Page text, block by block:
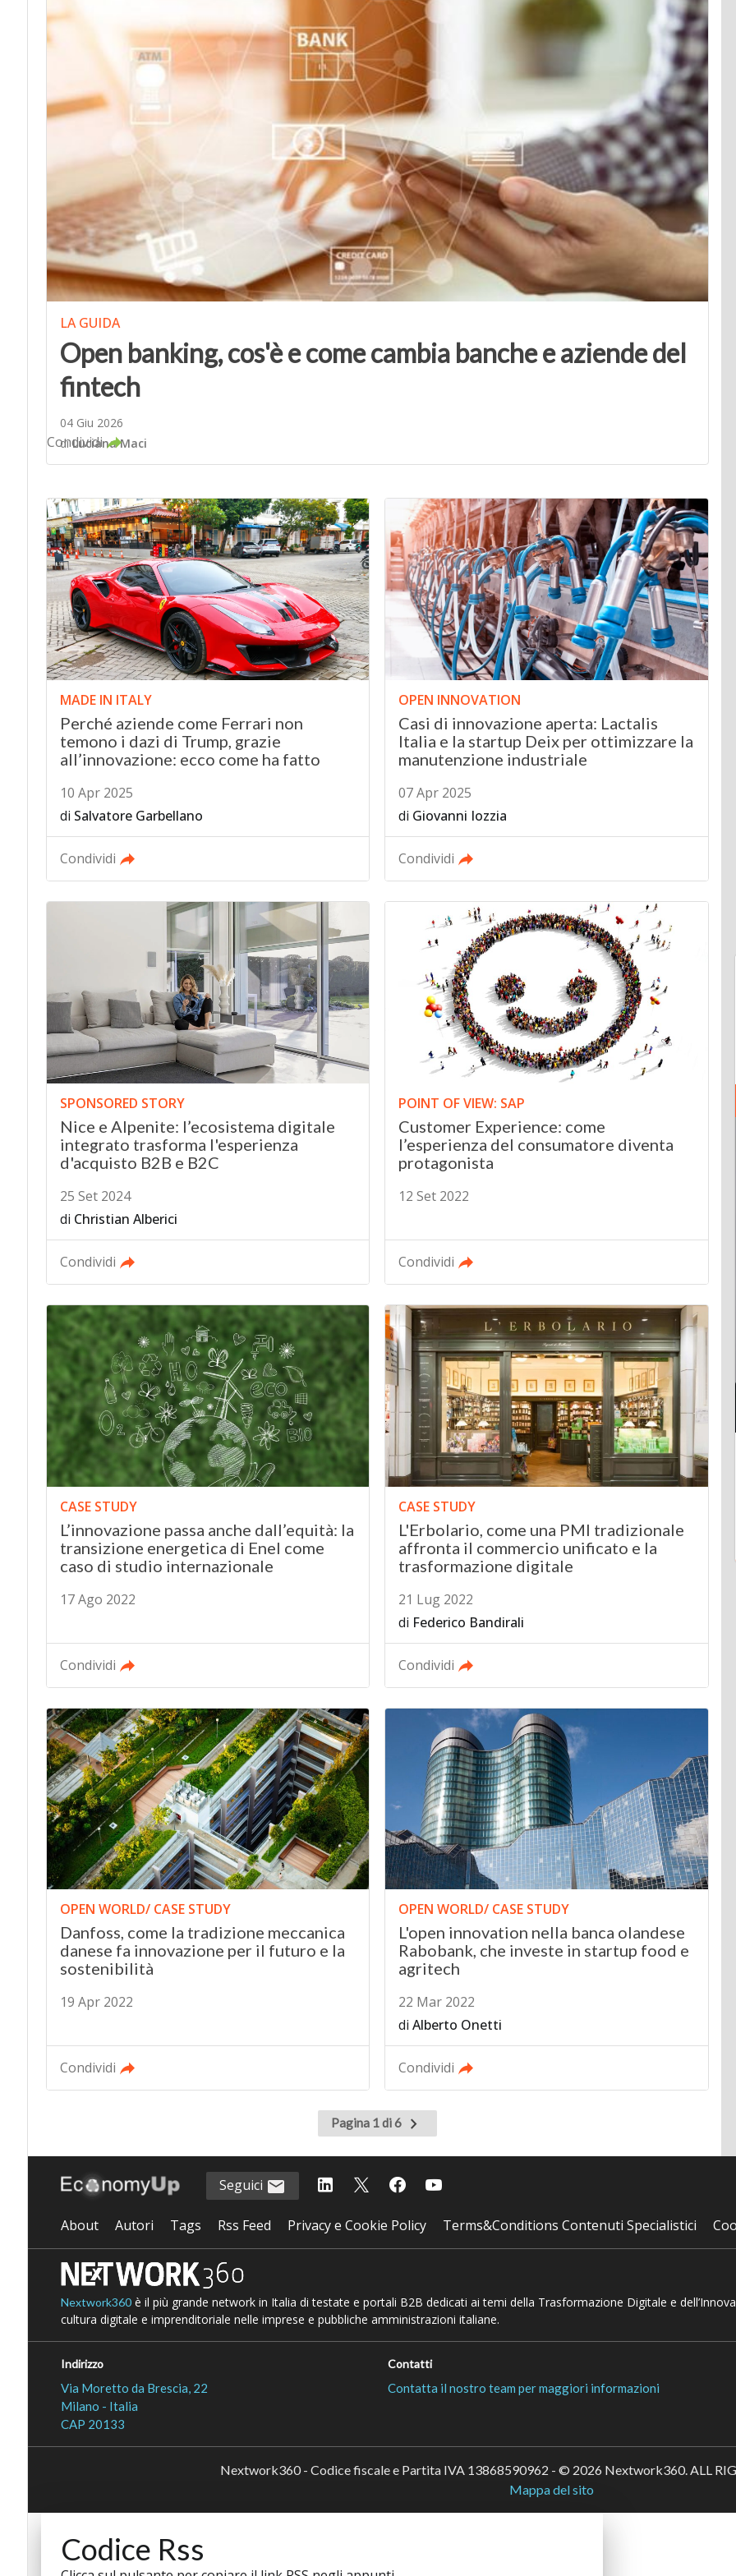
LA GUIDA
Open banking, cos'è e come cambia banche e aziende del
fintech
04 Giu 2026
diLuciana Maci
Condividi
MADE IN ITALY
Perché aziende come Ferrari non
temono i dazi di Trump, grazie
all’innovazione: ecco come ha fatto
10 Apr 2025
di Salvatore Garbellano
Condividi
OPEN INNOVATION
Casi di innovazione aperta: Lactalis
Italia e la startup Deix per ottimizzare la
manutenzione industriale
07 Apr 2025
di Giovanni Iozzia
Condividi
SPONSORED STORY
Nice e Alpenite: l’ecosistema digitale
integrato trasforma l'esperienza
d'acquisto B2B e B2C
25 Set 2024
di Christian Alberici
Condividi
POINT OF VIEW: SAP
Customer Experience: come
l’esperienza del consumatore diventa
protagonista
12 Set 2022
Condividi
CASE STUDY
L’innovazione passa anche dall’equità: la
transizione energetica di Enel come
caso di studio internazionale
17 Ago 2022
Condividi
CASE STUDY
L'Erbolario, come una PMI tradizionale
affronta il commercio unificato e la
trasformazione digitale
21 Lug 2022
di Federico Bandirali
Condividi
OPEN WORLD/ CASE STUDY
Danfoss, come la tradizione meccanica
danese fa innovazione per il futuro e la
sostenibilità
19 Apr 2022
Condividi
OPEN WORLD/ CASE STUDY
L'open innovation nella banca olandese
Rabobank, che investe in startup food e
agritech
22 Mar 2022
diAlberto Onetti
Condividi
Pagina 1 di 6
Pagina
successiva
Seguici
About Autori Tags Rss Feed Privacy e Cookie Policy Terms&Conditions Contenuti Specialistici
Nextwork360è il più grande network in Italia di testate e portali B2B dedicati ai temi della Trasformazione Digitale e
cultura digitale e imprenditoriale nelle imprese e pubbliche amministrazioni italiane.
Indirizzo
Via Moretto da Brescia, 22
Milano - Italia
CAP 20133
Contatti
Contatta il nostro team per maggiori informazioni
Nextwork360 - Codice fiscale e Partita IVA 13868590962 - © 2026 Nextwork360. ALL
Mappa del sito
Codice Rss